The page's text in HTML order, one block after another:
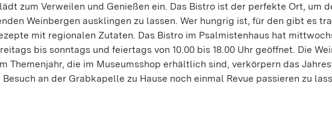
zum Verweilen und Genießen ein. Das Bistro ist der perfekte Ort, um
Weinbergen ausklingen zu lassen. Wer hungrig ist, für den gibt es
mit regionalen Zutaten. Das Bistro im Psalmistenhaus hat
bis sonntags und feiertags von 10.00 bis 18.00 Uhr geöffnet. Die
Themenjahr, die im Museumsshop erhältlich sind, verkörpern das
an der Grabkapelle zu Hause noch einmal Revue passieren zu